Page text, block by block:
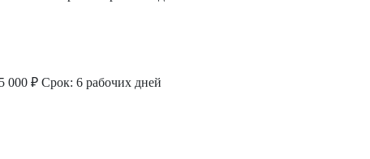
000 ₽ Срок: 6 рабочих дней